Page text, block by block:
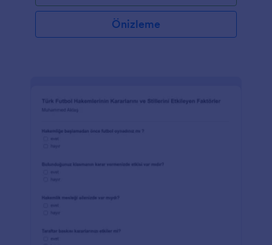
Önizleme